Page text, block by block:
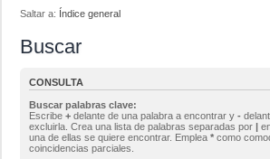
Saltar a: Índice general
Buscar
CONSULTA
Buscar palabras clave:
Escribe + delante de una palabra a encontrar y -
excluirla. Crea una lista de palabras separadas por |
una de ellas se quiere encontrar. Emplea * como
coincidencias parciales.